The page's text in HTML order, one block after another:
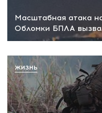
Масштабная атака
Обломки БПЛА
ЖИЗНЬ